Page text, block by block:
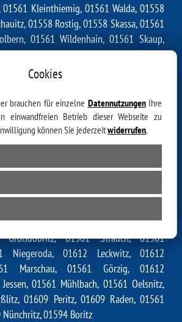
Kleinthiemig, 01561 Walda, 01558
01558 Rostig, 01558 Skassa, 01561
01561 Wildenhain, 01561 Skaup,
Kottewitz, 01561 Lenz, 01561 Göhra,
Nasseböhla, 01561 Stauda, 01561
01561 Porschütz, 01561 Geißlitz, 01561
01561 Baßlitz, 01561 Böhla-
01561 Kalkreuth, 01561 Gävernitz,
Hohndorf, 01612 Goltzscha, 01561
01561 Krauschütz, 01561
01612 Weißig, 01561 Zottewitz,
Ermendorf, 01561 Colmnitz, 01561
01561 Treugeböhla, 01561 Beiersdorf,
Laubach, 01612 Zschaiten, 01561
Großdobritz, 01561 Strauch, 01561
Niegeroda, 01612 Leckwitz, 01612
Marschau, 01561 Görzig, 01612
01561 Mühlbach, 01561 Oelsnitz,
01609 Peritz, 01609 Raden, 01561
01594 Boritz
Cookies
brauchen für einzelne DatennutzungenIhre
einwandfreien Betrieb dieser Webseite zu
können Sie jederzeitwiderrufen.